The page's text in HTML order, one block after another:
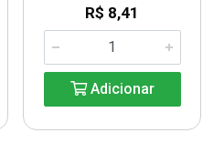
R$ 8,41
Adicionar